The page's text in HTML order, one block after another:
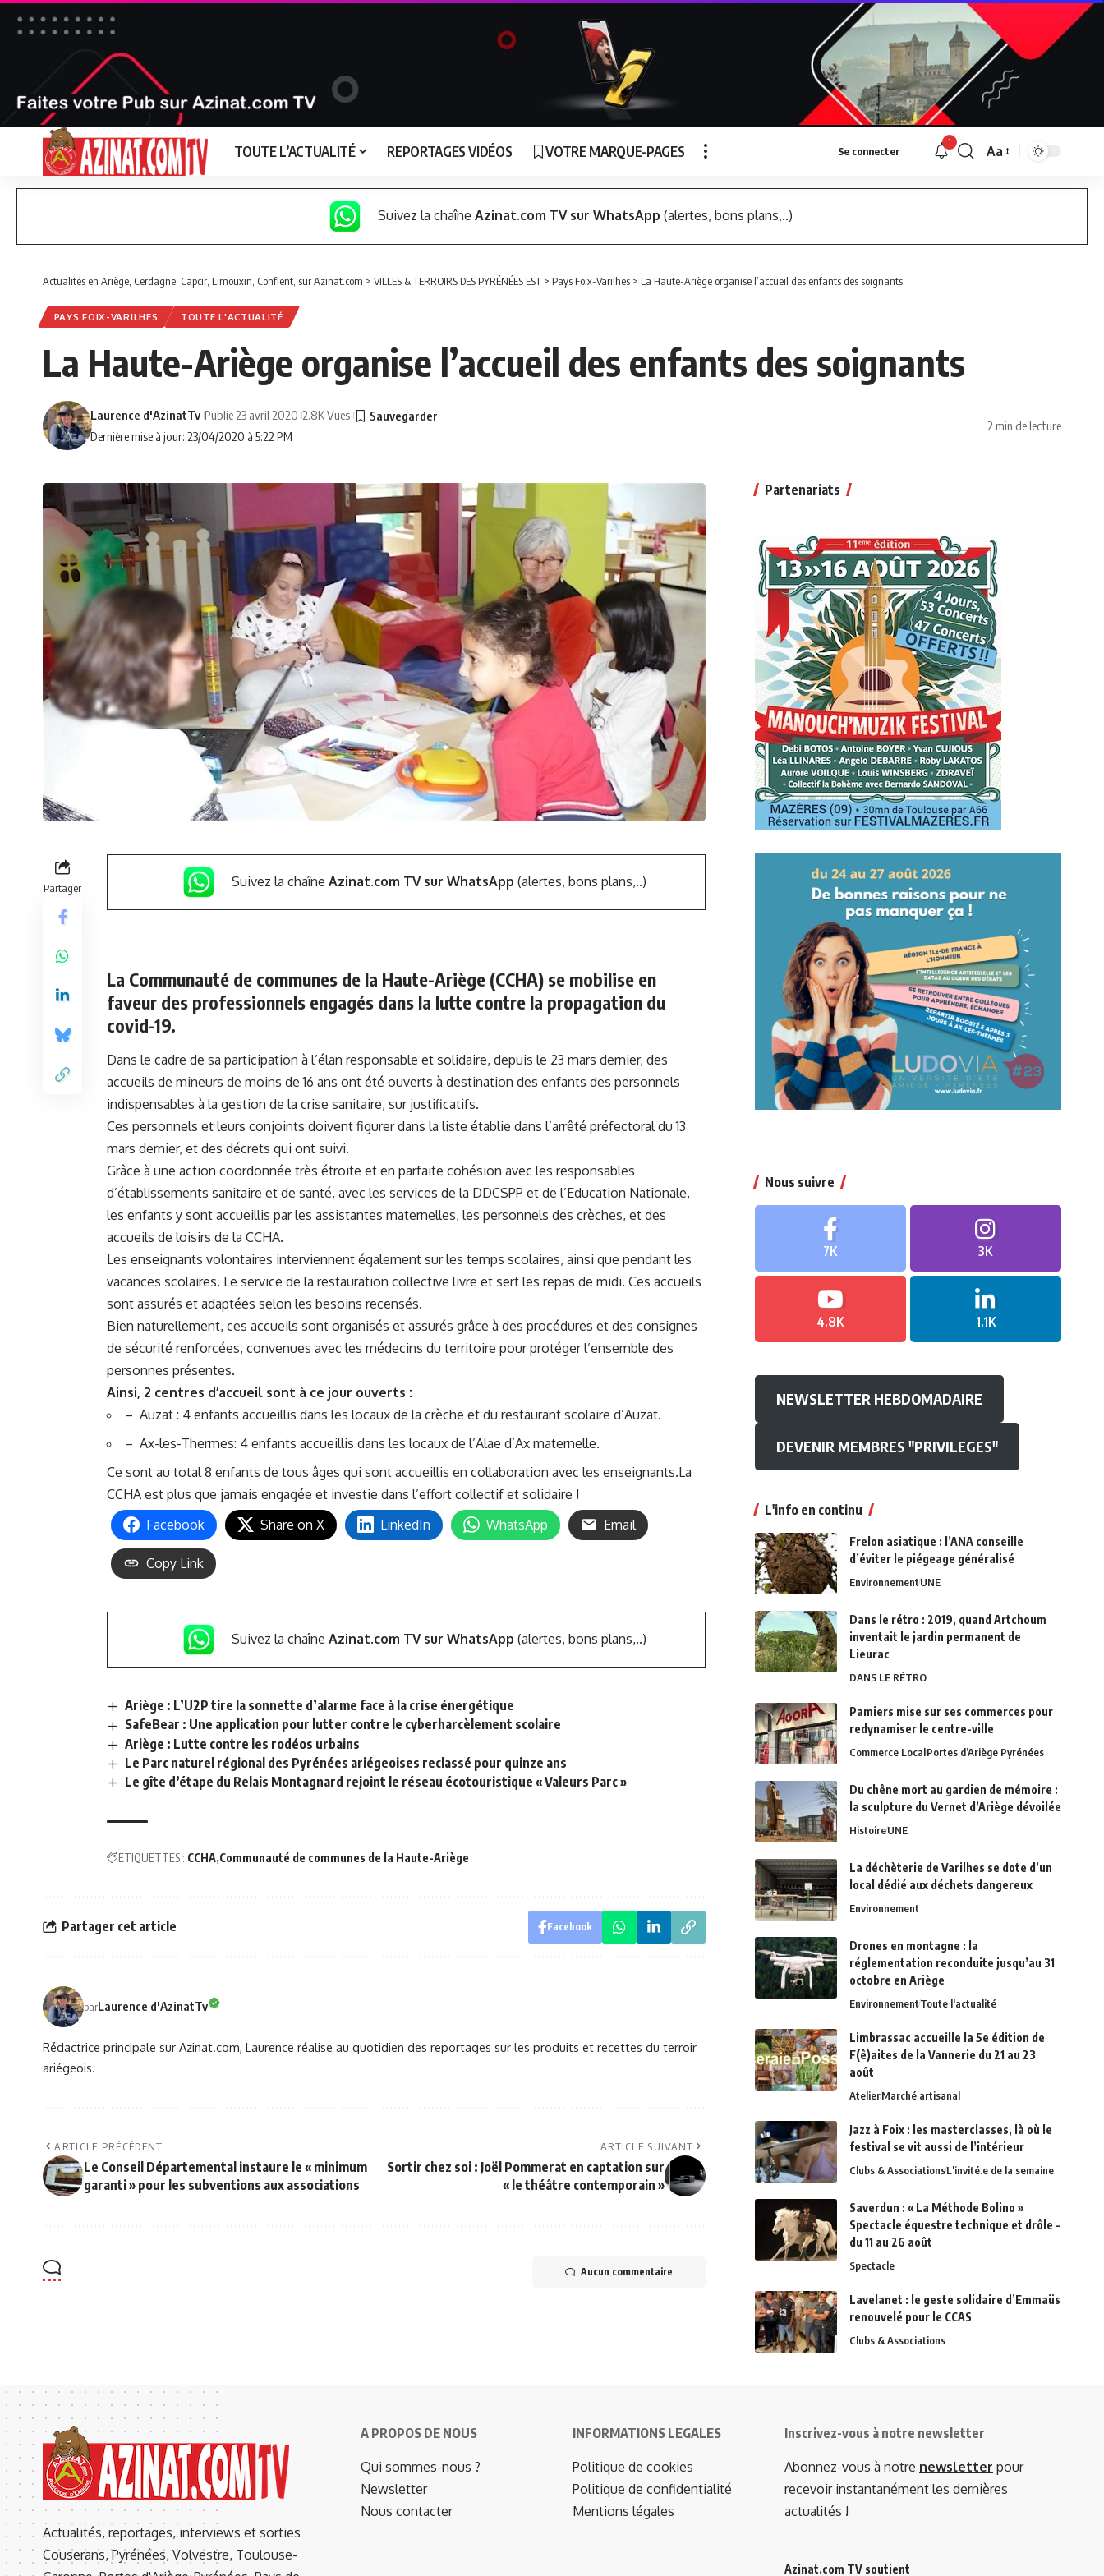
TOUTE L’ACTUALITÉ REPORTAGES VIDÉOS VOTRE MARQUE-PAGES Se connecter
1
Font
Aa
Suivez la chaîne Azinat.com TV sur WhatsApp (alertes, bons plans,..)
Actualités en Ariège, Cerdagne, Capcir, Limouxin, Conflent, sur Azinat.com > VILLES & TERROIRS DES PYRÉNÉES EST > Pays Foix-Varilhes > La Haute-Ariège organise l’accueil des enfants des soignants
PAYS FOIX-VARILHES TOUTE L'ACTUALITÉ
La Haute-Ariège organise l’accueil des enfants des soignants
Dernière mise à jour: 23/04/2020 à 5:22 PM
Laurence d'AzinatTv Publié 23 avril 2020 2.8K Vues
2 min de lecture
Partager Suivez la chaîne Azinat.com TV sur WhatsApp (alertes, bons plans,..)
La Communauté de communes de la Haute-Ariège (CCHA) se mobilise en
faveur des professionnels engagés dans la lutte contre la propagation du
covid-19.
Dans le cadre de sa participation à l’élan responsable et solidaire, depuis le 23 mars dernier, des
accueils de mineurs de moins de 16 ans ont été ouverts à destination des enfants des personnels
indispensables à la gestion de la crise sanitaire, sur justificatifs.
Ces personnels et leurs conjoints doivent figurer dans la liste établie dans l’arrêté préfectoral du 13
mars dernier, et des décrets qui ont suivi.
Grâce à une action coordonnée très étroite et en parfaite cohésion avec les responsables
d’établissements sanitaire et de santé, avec les services de la DDCSPP et de l’Education Nationale,
les enfants y sont accueillis par les assistantes maternelles, les personnels des crèches, et des
accueils de loisirs de la CCHA.
Les enseignants volontaires interviennent également sur les temps scolaires, ainsi que pendant les
vacances scolaires. Le service de la restauration collective livre et sert les repas de midi. Ces accueils
sont assurés et adaptées selon les besoins recensés.
Bien naturellement, ces accueils sont organisés et assurés grâce à des procédures et des consignes
de sécurité renforcées, convenues avec les médecins du territoire pour protéger l’ensemble des
personnes présentes.
Ainsi, 2 centres d’accueil sont à ce jour ouverts :
– Auzat : 4 enfants accueillis dans les locaux de la crèche et du restaurant scolaire d’Auzat.
– Ax-les-Thermes: 4 enfants accueillis dans les locaux de l’Alae d’Ax maternelle.
Ce sont au total 8 enfants de tous âges qui sont accueillis en collaboration avec les enseignants.La
CCHA est plus que jamais engagée et investie dans l’effort collectif et solidaire !
Facebook
Share on X LinkedIn WhatsApp Email
Copy Link
Suivez la chaîne Azinat.com TV sur WhatsApp (alertes, bons plans,..)
Ariège : L’U2P tire la sonnette d’alarme face à la crise énergétique
SafeBear : Une application pour lutter contre le cyberharcèlement scolaire
Ariège : Lutte contre les rodéos urbains
Le Parc naturel régional des Pyrénées ariégeoises reclassé pour quinze ans
Le gîte d’étape du Relais Montagnard rejoint le réseau écotouristique « Valeurs Parc »
ETIQUETTES : CCHA Communauté de communes de la Haute-Ariège
Partager cet article Facebook
parLaurence d'AzinatTv
Rédactrice principale sur Azinat.com, Laurence réalise au quotidien des reportages sur les produits et recettes du terroir
ariégeois.
ARTICLE PRÉCÉDENT
Le Conseil Départemental instaure le « minimum
garanti » pour les subventions aux associations
ARTICLE SUIVANT
Sortir chez soi : Joël Pommerat en captation sur
« le théâtre contemporain »
Aucun commentaire
Partenariats
Nous suivre
7K 3K
4.8K 1.1K
NEWSLETTER HEBDOMADAIRE
DEVENIR MEMBRES "PRIVILEGES"
L'info en continu
Frelon asiatique : l’ANA conseille
d’éviter le piégeage généralisé
EnvironnementUNE
Dans le rétro : 2019, quand Artchoum
inventait le jardin permanent de
Lieurac
DANS LE RÉTRO
Pamiers mise sur ses commerces pour
redynamiser le centre-ville
Commerce LocalPortes d’Ariège Pyrénées
Du chêne mort au gardien de mémoire :
la sculpture du Vernet d’Ariège dévoilée
HistoireUNE
La déchèterie de Varilhes se dote d’un
local dédié aux déchets dangereux
Environnement
Drones en montagne : la
réglementation reconduite jusqu’au 31
octobre en Ariège
EnvironnementToute l'actualité
Limbrassac accueille la 5e édition de
F(ê)aites de la Vannerie du 21 au 23
août
AtelierMarché artisanal
Jazz à Foix : les masterclasses, là où le
festival se vit aussi de l’intérieur
Clubs & AssociationsL'invité.e de la semaine
Saverdun : « La Méthode Bolino »
Spectacle équestre technique et drôle –
du 11 au 26 août
Spectacle
Lavelanet : le geste solidaire d’Emmaüs
renouvelé pour le CCAS
Clubs & Associations
Actualités, reportages, interviews et sorties
Couserans, Pyrénées, Volvestre, Toulouse-
A PROPOS DE NOUS
Qui sommes-nous ?
Newsletter
Nous contacter
INFORMATIONS LEGALES
Politique de cookies
Politique de confidentialité
Mentions légales
Inscrivez-vous à notre newsletter
Abonnez-vous à notre newsletter pour
recevoir instantanément les dernières
actualités !
Azinat.com TV soutient